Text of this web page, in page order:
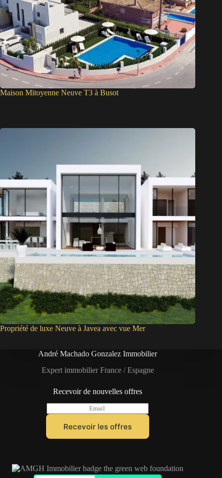
Maison Mitoyenne Neuve T3 à Busot
Propriété de luxe Neuve à Javea avec vue Mer
André Machado Gonzalez Immobilier
Expert immobilier France / Espagne
Recevoir de nouvelles offres
m
l
Recevoir les offres